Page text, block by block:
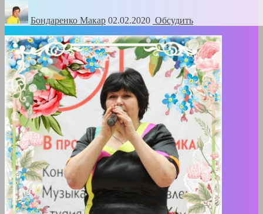
Бондаренко Mакар 02.02.2020 Обсудить